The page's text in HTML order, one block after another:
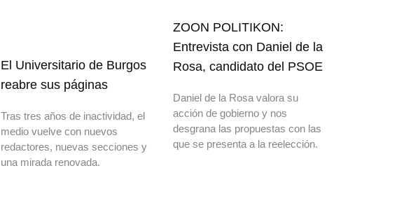
El Universitario de Burgos
reabre sus páginas
Tras tres años de inactividad, el
medio vuelve con nuevos
redactores, nuevas secciones y
una mirada renovada.
ZOON POLITIKON:
Entrevista con Daniel de la
Rosa, candidato del PSOE
Daniel de la Rosa valora su
acción de gobierno y nos
desgrana las propuestas con las
que se presenta a la reelección.